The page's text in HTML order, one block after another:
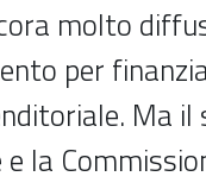
molto
per
Ma
la